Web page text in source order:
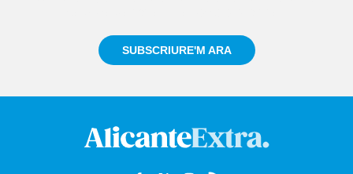
SUBSCRIURE'M ARA